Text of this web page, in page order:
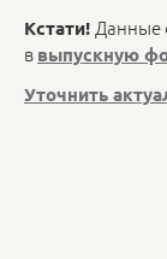
Кстати! Данные
в выпускную
Уточнить